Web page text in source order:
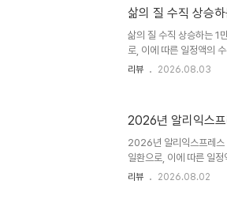
려 유튜브 초반에는 카메
자부터 전문가 단계까지
용 카메라중급자용 ..
삶의 질 수직 상승
삶의 질 수직 상승하는 1
로, 이에 따른 일정액의
편리해질 수 있습니다.
드 동시 연결특히 맥북이
매우 높습니다.추천 가
리뷰 2026.08.03
2026년 알리익스
2026년 알리익스프레스
일환으로, 이에 따른 일
없는 쇼핑 플랫폼이 바
리뷰 2026.08.02